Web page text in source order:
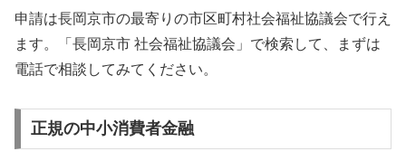
申請は長岡京市の最寄りの市区町村社会福祉協議会で行え
ます。「長岡京市 社会福祉協議会」で検索して、まずは
電話で相談してみてください。
正規の中小消費者金融